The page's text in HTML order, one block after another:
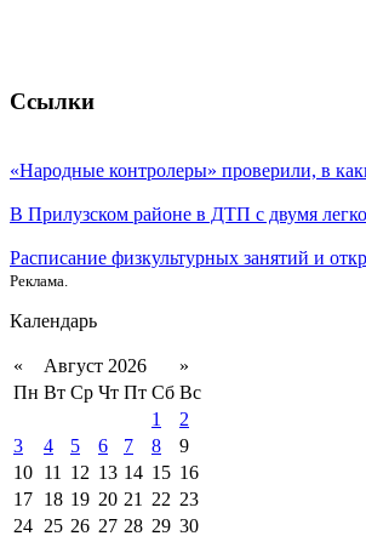
Ссылки
«Народные контролеры» проверили, в
В Прилузском районе в ДТП с двумя
Расписание физкультурных занятий и
Реклама.
Календарь
« Август 2026
»
Пн Вт Ср Чт Пт Сб Вс
1
2
3
4 5 6 7 8
9
10 11 12 13 14 15 16
17 18 19 20 21 22 23
24 25 26 27 28 29 30